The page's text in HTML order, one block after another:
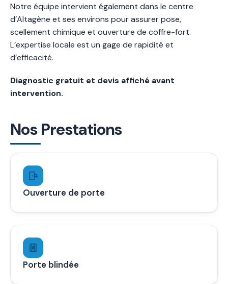
Notre équipe intervient également dans le centre
d’Altagène et ses environs pour assurer pose,
scellement chimique et ouverture de coffre-fort.
L’expertise locale est un gage de rapidité et
d’efficacité.
Diagnostic gratuit et devis affiché avant
intervention.
Nos Prestations
Ouverture de porte
Porte blindée